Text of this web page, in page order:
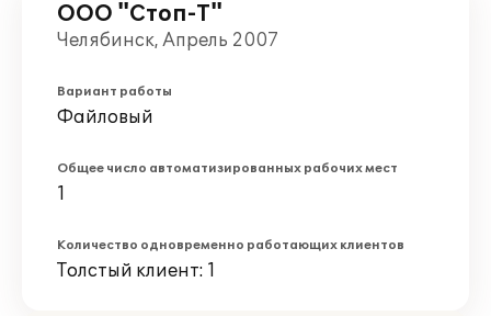
ООО "Стоп-Т"
Челябинск, Апрель 2007
Вариант работы
Файловый
Общее число автоматизированных рабочих мест
1
Количество одновременно работающих клиентов
Толстый клиент: 1